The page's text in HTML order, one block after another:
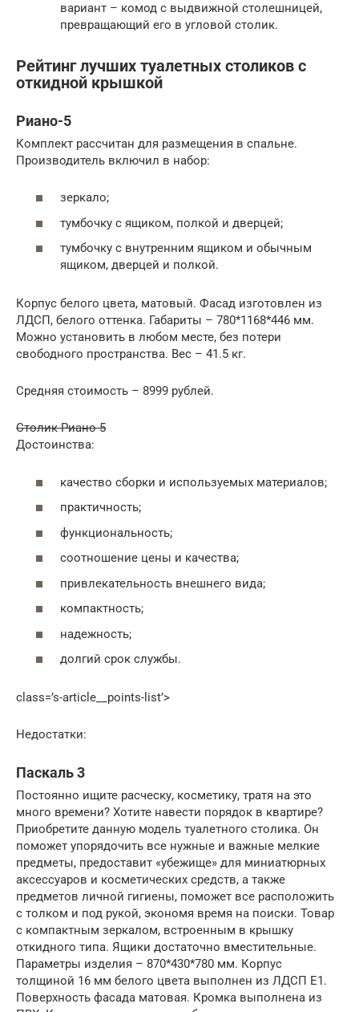
вариант – комод с выдвижной столешницей,
превращающий его в угловой столик.
Рейтинг лучших туалетных столиков с
откидной крышкой
Риано-5
Комплект рассчитан для размещения в спальне.
Производитель включил в набор:
зеркало;
тумбочку с ящиком, полкой и дверцей;
тумбочку с внутренним ящиком и обычным
ящиком, дверцей и полкой.
Корпус белого цвета, матовый. Фасад изготовлен из
ЛДСП, белого оттенка. Габариты – 780*1168*446 мм.
Можно установить в любом месте, без потери
свободного пространства. Вес – 41.5 кг.
Средняя стоимость – 8999 рублей.
Столик Риано-5
Достоинства:
качество сборки и используемых материалов;
практичность;
функциональность;
соотношение цены и качества;
привлекательность внешнего вида;
компактность;
надежность;
долгий срок службы.
class=’s-article__points-list’>
Недостатки:
Паскаль 3
Постоянно ищите расческу, косметику, тратя на это
много времени? Хотите навести порядок в квартире?
Приобретите данную модель туалетного столика. Он
поможет упорядочить все нужные и важные мелкие
предметы, предоставит «убежище» для миниатюрных
аксессуаров и косметических средств, а также
предметов личной гигиены, поможет все расположить
с толком и под рукой, экономя время на поиски. Товар
с компактным зеркалом, встроенным в крышку
откидного типа. Ящики достаточно вместительные.
Параметры изделия – 870*430*780 мм. Корпус
толщиной 16 мм белого цвета выполнен из ЛДСП Е1.
Поверхность фасада матовая. Кромка выполнена из